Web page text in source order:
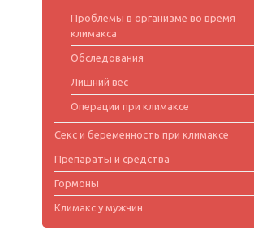
Проблемы в организме во время
климакса
Обследования
Лишний вес
Операции при климаксе
Секс и беременность при климаксе
Препараты и средства
Гормоны
Климакс у мужчин